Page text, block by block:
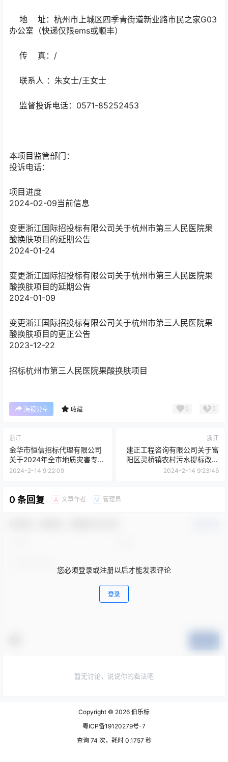
地 址：杭州市上城区四季青街道新业路市民之家G03
办公室（快递仅限ems或顺丰）
传 真：/
联系人 ：朱女士/王女士
监督投诉电话：0571-85252453
本项目监管部门：
投诉电话：
项目进度
2024-02-09当前信息
变更浙江国际招投标有限公司关于杭州市第三人民医院果
酸换肤项目的延期公告
2024-01-24
变更浙江国际招投标有限公司关于杭州市第三人民医院果
酸换肤项目的延期公告
2024-01-09
变更浙江国际招投标有限公司关于杭州市第三人民医院果
酸换肤项目的更正公告
2023-12-22
招标杭州市第三人民医院果酸换肤项目
海报分享 收藏 0 0
浙江
金华市恒信招标代理有限公司
关于2024年全市地质灾害专业
雨量监测站及地下水专业监测
2024-2-14 9:22:09
浙江
建正工程咨询有限公司关于富
阳区灵桥镇农村污水提标改造
工程-设备采购的更正公告
2024-2-14 9:23:46
0 条回复 A 文章作者 M 管理员
您必须登录或注册以后才能发表评论
登录
暂无讨论，说说你的看法吧
Copyright © 2026 伯乐标
粤ICP备19120279号-7
查询 74 次，耗时 0.1757 秒